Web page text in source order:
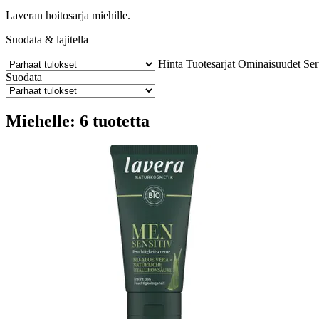
Laveran hoitosarja miehille.
Suodata & lajitella
Hinta Tuotesarjat Ominaisuudet
Suodata
Miehelle: 6 tuotetta